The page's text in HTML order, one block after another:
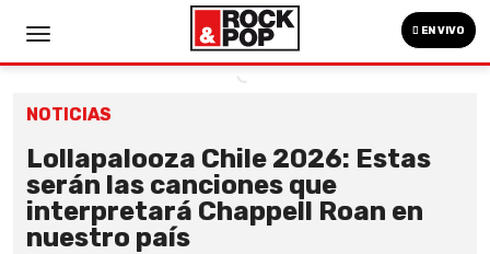
EN VIVO
NOTICIAS
Lollapalooza Chile 2026: Estas
serán las canciones que
interpretará Chappell Roan en
nuestro país